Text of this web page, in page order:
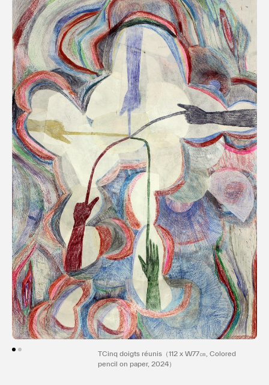
TCinq doigts réunis（112 x W77㎝, Colored
pencil on paper, 2024）